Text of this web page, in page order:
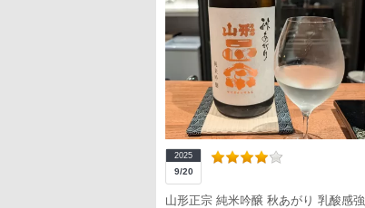
2025
9/20
山形正宗 純米吟醸 秋あがり 乳酸感強